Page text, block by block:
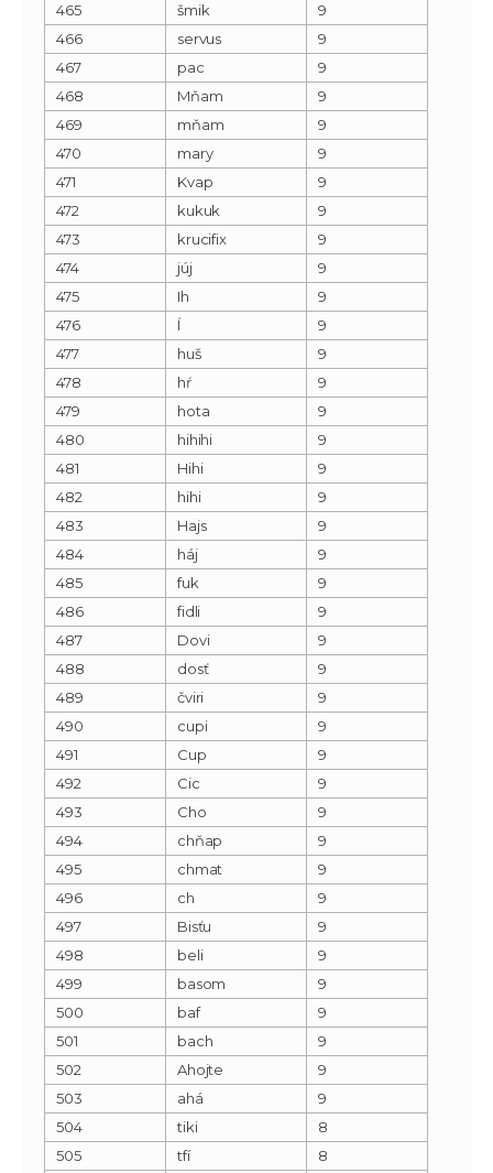
465
šmik
9
466
servus
9
467
pac
9
468
Mňam
9
469
mňam
9
470
mary
9
471
Kvap
9
472
kukuk
9
473
krucifix
9
474
júj
9
475
Ih
9
476
Í
9
477
huš
9
478
hŕ
9
479
hota
9
480
hihihi
9
481
Hihi
9
482
hihi
9
483
Hajs
9
484
háj
9
485
fuk
9
486
fidli
9
487
Dovi
9
488
dosť
9
489
čviri
9
490
cupi
9
491
Cup
9
492
Cic
9
493
Cho
9
494
chňap
9
495
chmat
9
496
ch
9
497
Bisťu
9
498
beli
9
499
basom
9
500
baf
9
501
bach
9
502
Ahojte
9
503
ahá
9
504
tiki
8
505
tfí
8